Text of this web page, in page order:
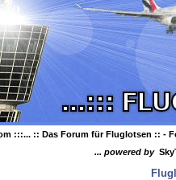
:::... :: Das Forum für Fluglotsen :: -
... powered by